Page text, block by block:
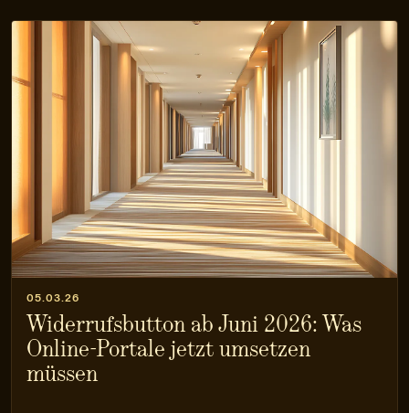
05.03.26
Widerrufsbutton ab Juni 2026: Was
Online-Portale jetzt umsetzen
müssen